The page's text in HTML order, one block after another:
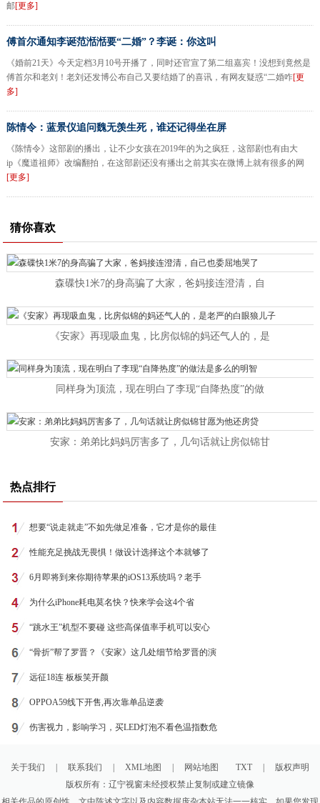
邮[更多]
傅首尔通知李诞范湉湉要“二婚”？李诞：你这叫
《婚前21天》今天定档3月10号开播了，同时还官宣了第二组嘉宾！没想到竟然是
傅首尔和老刘！老刘还发博公布自己又要结婚了的喜讯，有网友疑惑“二婚咋[更
多]
陈情令：蓝景仪追问魏无羡生死，谁还记得坐在屏
《陈情令》这部剧的播出，让不少女孩在2019年的为之疯狂，这部剧也有由大
ip《魔道祖师》改编翻拍，在这部剧还没有播出之前其实在微博上就有很多的网
[更多]
猜你喜欢
森碟快1米7的身高骗了大家，爸妈接连澄清，自
《安家》再现吸血鬼，比房似锦的妈还气人的，是
同样身为顶流，现在明白了李现“自降热度”的做
安家：弟弟比妈妈厉害多了，几句话就让房似锦甘
热点排行
想要“说走就走”不如先做足准备，它才是你的最佳
性能充足挑战无畏惧！做设计选择这个本就够了
6月即将到来你期待苹果的iOS13系统吗？老手
为什么iPhone耗电莫名快？快来学会这4个省
“跳水王”机型不要碰 这些高保值率手机可以安心
“骨折”帮了罗晋？《安家》这几处细节给罗晋的演
远征18连 板板笑开颜
OPPOA59线下开售,再次靠单品逆袭
伤害视力，影响学习，买LED灯泡不看色温指数危
关于我们 联系我们 XML地图 网站地图 TXT
版权声明
版权所有：辽宁视窗未经授权禁止复制或建立镜像